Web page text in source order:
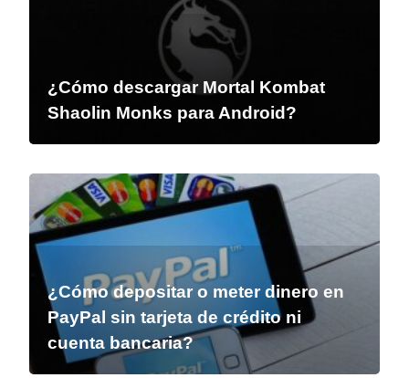
¿Cómo descargar Mortal Kombat
Shaolin Monks para Android?
¿Cómo depositar o meter dinero en
PayPal sin tarjeta de crédito ni
cuenta bancaria?